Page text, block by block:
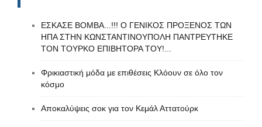
ΕΣΚΑΣΕ ΒΟΜΒΑ...!!! Ο ΓΕΝΙΚΟΣ ΠΡΟΞΕΝΟΣ ΤΩΝ
ΗΠΑ ΣΤΗΝ ΚΩΝΣΤΑΝΤΙΝΟΥΠΟΛΗ ΠΑΝΤΡΕΥΤΗΚΕ
ΤΟΝ ΤΟΥΡΚΟ ΕΠΙΒΗΤΟΡΑ ΤΟΥ!...
Φρικιαστική μόδα με επιθέσεις Κλόουν σε όλο τον
κόσμο
Aποκαλύψεις σοκ για τον Κεμάλ Αττατούρκ